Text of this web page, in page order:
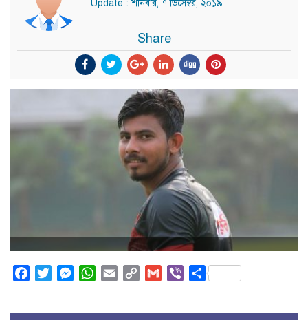
Update : শনিবার, ৭ ডিসেম্বর, ২০১৯
Share
FacebookTwitterMessenger
WhatsApp
Email
Copy
Gmail ViberShare